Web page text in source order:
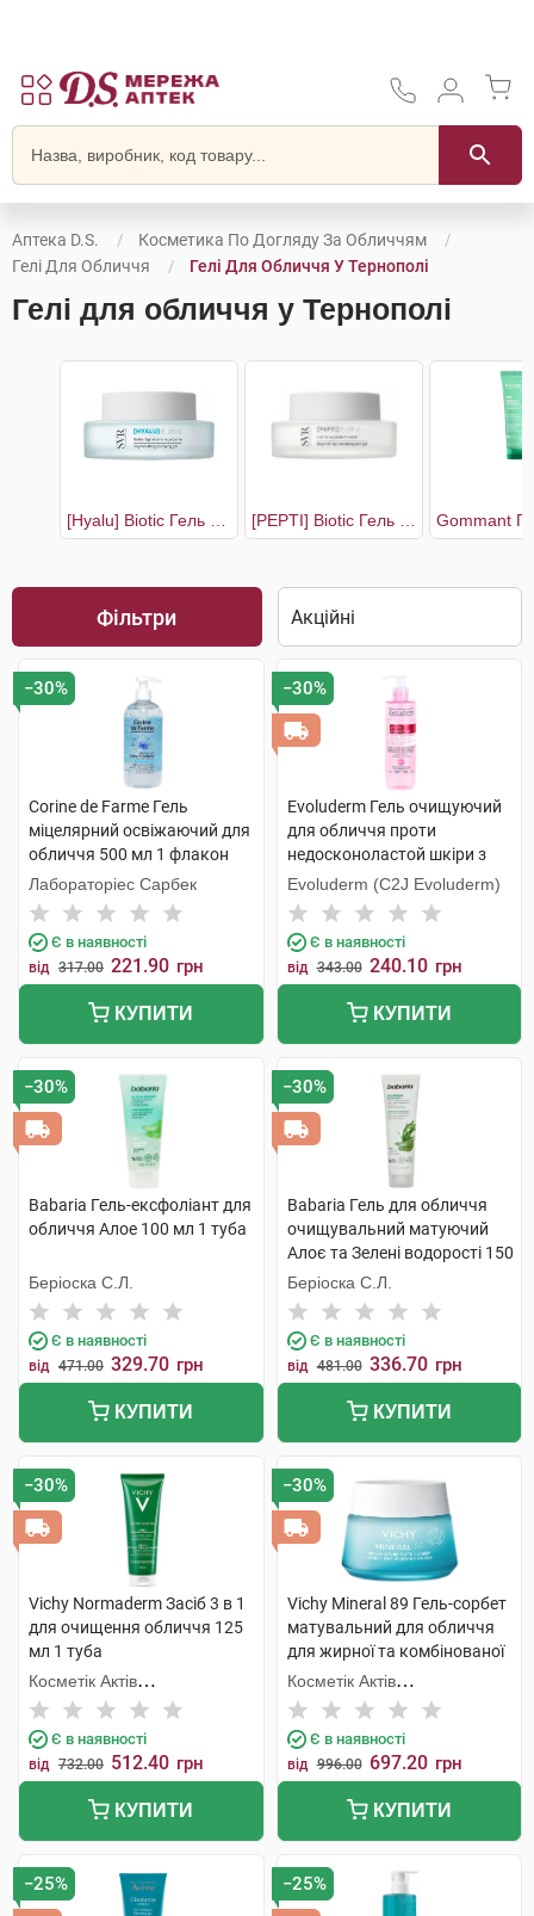
Аптека D.S.
Косметика По Догляду За Обличчям
Гелі Для Обличчя
Гелі Для Обличчя У Тернополі
Гелі для обличчя у Тернополі
Фільтри
−30%
Corine de Farme Гель
міцелярний освіжаючий для
обличчя 500 мл 1 флакон
Лабораторіес Сарбек
Є в наявності
від 317.00 221.90 грн
КУПИТИ
−30%
Evoluderm Гель очищуючий
для обличчя проти
недосконоластой шкіри з
екстрактом рожевого
грейпфруту 250 мл 1 флакон
Evoluderm (C2J Evoluderm)
Є в наявності
від 343.00 240.10 грн
КУПИТИ
−30%
Babaria Гель-ексфоліант для
обличчя Алое 100 мл 1 туба
Беріоска С.Л.
Є в наявності
від 471.00 329.70 грн
КУПИТИ
−30%
Babaria Гель для обличчя
очищувальний матуючий
Алоє та Зелені водорості 150
мл 1 туба
Беріоска С.Л.
Є в наявності
від 481.00 336.70 грн
КУПИТИ
−30%
Vichy Normaderm Засіб 3 в 1
для очищення обличчя 125
мл 1 туба
Косметік Актів
Інтернаціональ
Є в наявності
від 732.00 512.40 грн
КУПИТИ
−30%
Vichy Mineral 89 Гель-сорбет
матувальний для обличчя
для жирної та комбінованої
шкіри 50 мл 1 банка
Косметік Актів
Інтернаціональ
Є в наявності
від 996.00 697.20 грн
КУПИТИ
−25% −25%